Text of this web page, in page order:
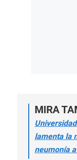
MIRA
lamenta la
neumonía